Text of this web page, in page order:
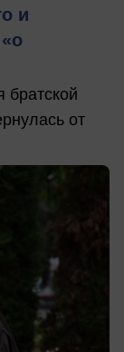
и
братской
от